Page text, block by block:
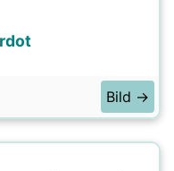
Bild →